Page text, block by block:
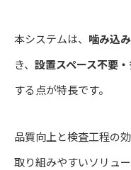
本システムは、 噛み込
き、 設置スペース不要
する点が特長です。
品質向上と検査工程の
取り組みやすいソリュ